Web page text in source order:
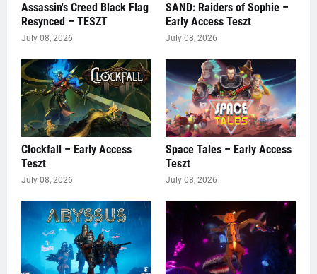
Assassin's Creed Black Flag
Resynced – TESZT
July 08, 2026
SAND: Raiders of Sophie –
Early Access Teszt
July 08, 2026
Clockfall – Early Access
Teszt
July 08, 2026
Space Tales – Early Access
Teszt
July 08, 2026